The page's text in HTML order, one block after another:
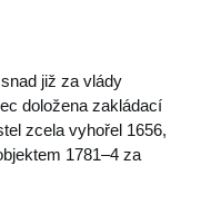
již za vlády
doložena zakládací
zcela vyhořel 1656,
1781–4 za